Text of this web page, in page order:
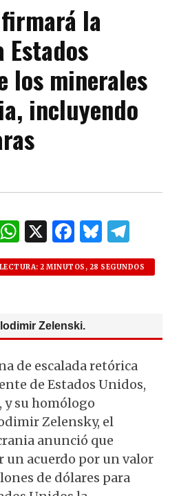
la
Estados
los minerales
incluyendo
W
h
at
A
p
p
X F
a
c
b
o
o
k
B
lu
es
el
e
m
2 MINUTOS, 28 SEGUNDOS
Zelenski.
de escalada retórica
de Estados Unidos,
su homólogo
Zelensky, el
anunció que
un acuerdo por un valor
de dólares para